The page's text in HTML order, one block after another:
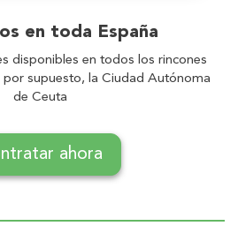
en toda España
disponibles en todos los rincones
por supuesto, la Ciudad Autónoma
de Ceuta
ahora